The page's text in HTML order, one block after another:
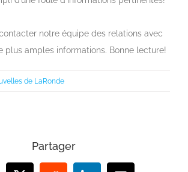
contacter notre équipe des relations avec
plus amples informations. Bonne lecture!
de LaRonde
Partager